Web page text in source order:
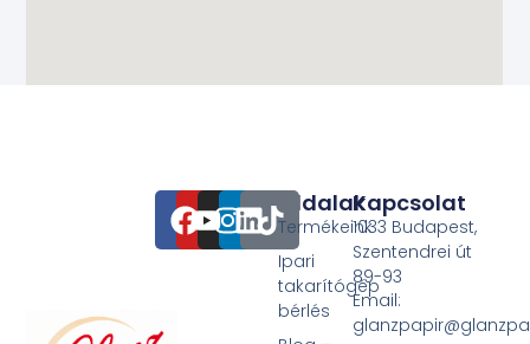
Oldalak
Termékeink
Ipari
takarítógép
bérlés
Kapcsolat
1033 Budapest,
Szentendrei út
89-93
Email: